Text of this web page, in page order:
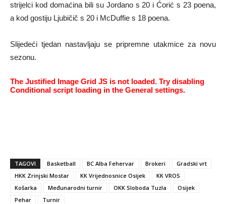
strijelci kod domaćina bili su Jordano s 20 i Ćorić s 23 poena,
a kod gostiju Ljubičič s 20 i McDuffie s 18 poena.
Slijedeći tjedan nastavljaju se pripremne utakmice za novu
sezonu.
The Justified Image Grid JS is not loaded. Try disabling
Conditional script loading in the General settings.
TAGOVI Basketball BC Alba Fehervar Brokeri
Gradski vrt
HKK Zrinjski Mostar
KK Vrijednosnice Osijek
KK VROS
Košarka
Međunarodni turnir OKK Sloboda Tuzla
Osijek
Pehar
Turnir